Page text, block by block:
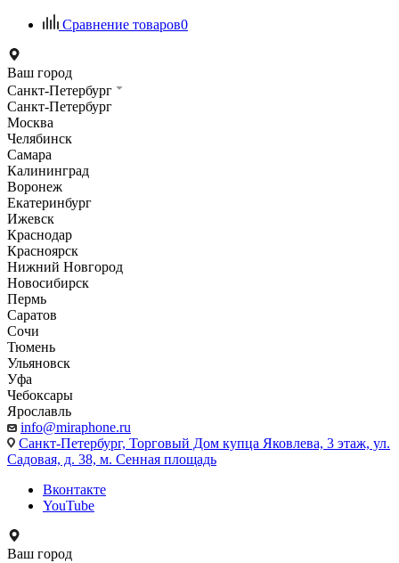
Сравнение товаров0
Ваш город
Санкт-Петербург
Санкт-Петербург
Москва
Челябинск
Самара
Калининград
Воронеж
Екатеринбург
Ижевск
Краснодар
Красноярск
Нижний Новгород
Новосибирск
Пермь
Саратов
Сочи
Тюмень
Ульяновск
Уфа
Чебоксары
Ярославль
info@miraphone.ru
Санкт-Петербург, Торговый Дом купца Яковлева, 3 этаж, ул.
Садовая, д. 38, м. Сенная площадь
Вконтакте
YouTube
Ваш город